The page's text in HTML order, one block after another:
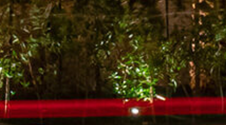
قصتنا
قائمة الطعام
فرعنا
صالات الطعام الخاصة
وظائف
INFO@SOBHYKABER.SA